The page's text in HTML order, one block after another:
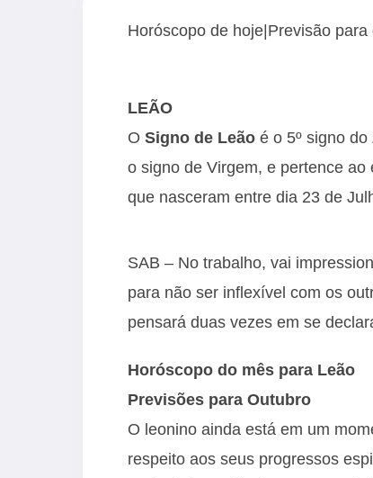
Horóscopo de hoje|Previsão
LEÃO
O Signo de Leão é o 5º signo
o signo de Virgem, e pertence
que nasceram entre dia 23 de
SAB – No trabalho, vai
para não ser inflexível com os
pensará duas vezes em se
Horóscopo do mês para Leão
Previsões para Outubro
O leonino ainda está em um
respeito aos seus progressos